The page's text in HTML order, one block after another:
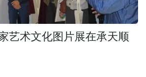
艺术文化图片展在承天顺